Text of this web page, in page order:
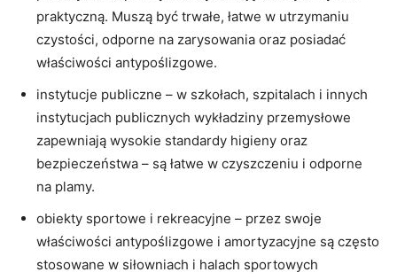
praktyczną. Muszą być trwałe, łatwe w utrzymaniu
czystości, odporne na zarysowania oraz posiadać
właściwości antypoślizgowe.
instytucje publiczne – w szkołach, szpitalach i innych
instytucjach publicznych wykładziny przemysłowe
zapewniają wysokie standardy higieny oraz
bezpieczeństwa – są łatwe w czyszczeniu i odporne
na plamy.
obiekty sportowe i rekreacyjne – przez swoje
właściwości antypoślizgowe i amortyzacyjne są często
stosowane w siłowniach i halach sportowych